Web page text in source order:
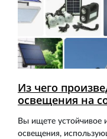
Из чего
освещения на
Вы ищете устойчивое
освещения,